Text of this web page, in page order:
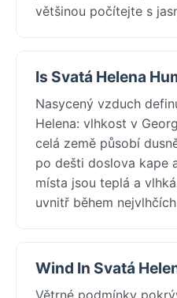
většinou počítejte s
Is Svatá Helena
Nasycený vzduch
Helena: vlhkost v
celá země působí
po dešti doslova kape
místa jsou teplá a
uvnitř během
Wind In Svatá
Větrné podmínky